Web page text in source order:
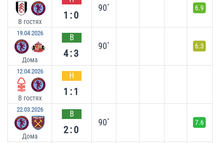
В гостях
1:0
90` 6.9
19.04.2026
Дома
В
4:3
90` 6.3
12.04.2026
В гостях
Н
1:1
22.03.2026
Дома
В
2:0
90` 7.6